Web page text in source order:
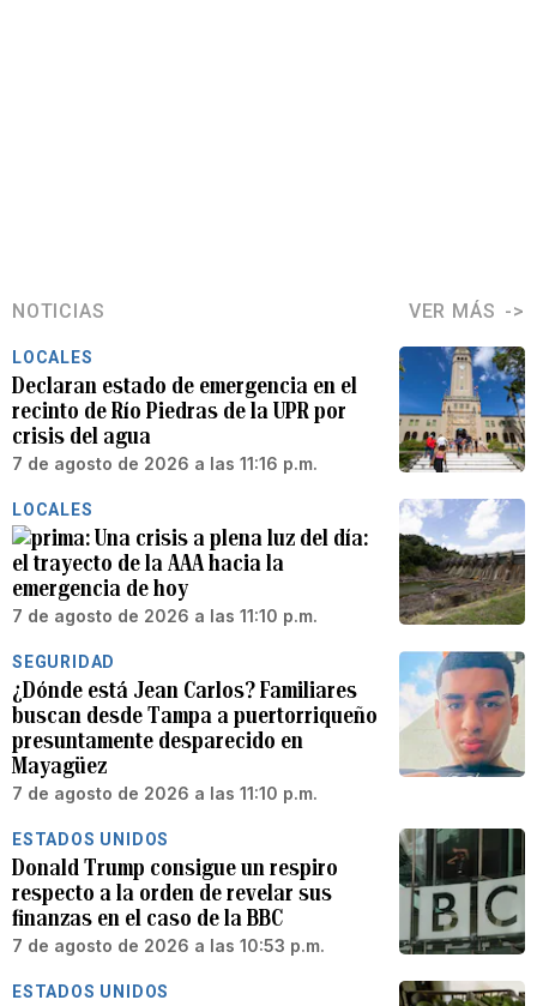
NOTICIAS VER MÁS
LOCALES
Declaran estado de emergencia en el
recinto de Río Piedras de la UPR por
crisis del agua
7 de agosto de 2026 a las 11:16 p.m.
LOCALES
Una crisis a plena luz del día:
el trayecto de la AAA hacia la
emergencia de hoy
7 de agosto de 2026 a las 11:10 p.m.
SEGURIDAD
¿Dónde está Jean Carlos? Familiares
buscan desde Tampa a puertorriqueño
presuntamente desparecido en
Mayagüez
7 de agosto de 2026 a las 11:10 p.m.
ESTADOS UNIDOS
Donald Trump consigue un respiro
respecto a la orden de revelar sus
finanzas en el caso de la BBC
7 de agosto de 2026 a las 10:53 p.m.
ESTADOS UNIDOS